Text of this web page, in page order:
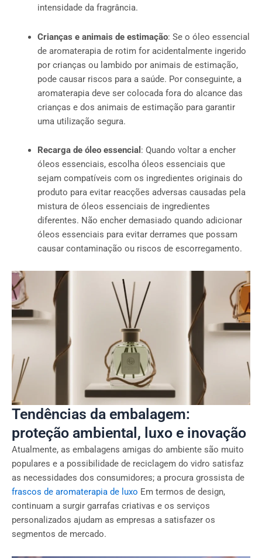
intensidade da fragrância.
Crianças e animais de estimação: Se o óleo essencial
de aromaterapia de rotim for acidentalmente ingerido
por crianças ou lambido por animais de estimação,
pode causar riscos para a saúde. Por conseguinte, a
aromaterapia deve ser colocada fora do alcance das
crianças e dos animais de estimação para garantir
uma utilização segura.
Recarga de óleo essencial : Quando voltar a encher
óleos essenciais, escolha óleos essenciais que
sejam compatíveis com os ingredientes originais do
produto para evitar reacções adversas causadas pela
mistura de óleos essenciais de ingredientes
diferentes. Não encher demasiado quando adicionar
óleos essenciais para evitar derrames que possam
causar contaminação ou riscos de escorregamento.
Tendências da embalagem:
proteção ambiental, luxo e inovação
Atualmente, as embalagens amigas do ambiente são muito
populares e a possibilidade de reciclagem do vidro satisfaz
as necessidades dos consumidores; a procura grossista de
frascos de aromaterapia de luxo Em termos de design,
continuam a surgir garrafas criativas e os serviços
personalizados ajudam as empresas a satisfazer os
segmentos de mercado.